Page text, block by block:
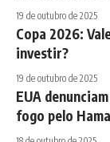
19 de outubro de 2025
Copa 2026:
investir?
19 de outubro de 2025
EUA
fogo pelo